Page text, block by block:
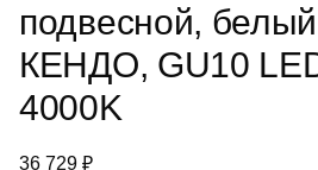
подвесной,
КЕНДО, GU10
4000K
36 729 ₽